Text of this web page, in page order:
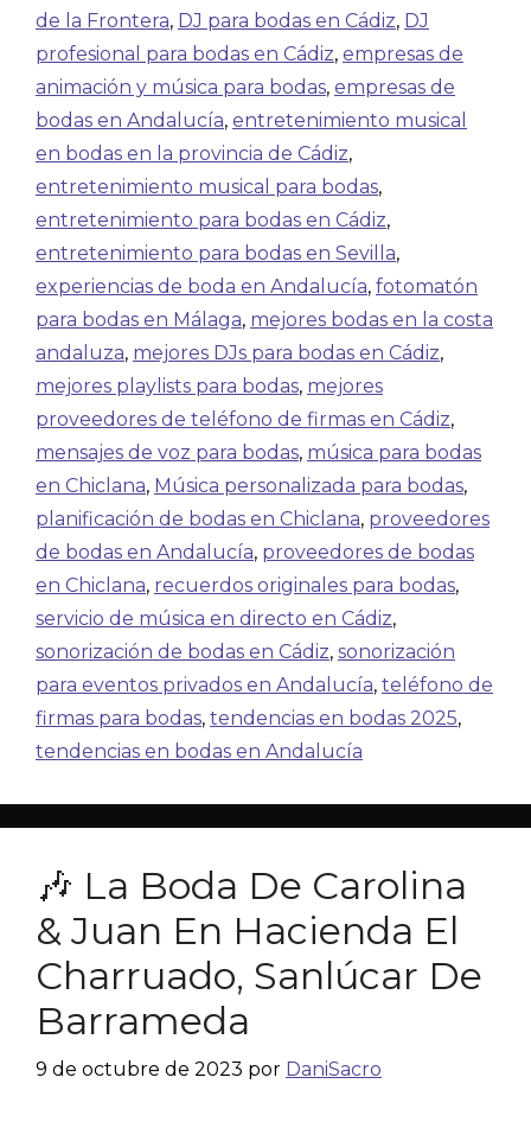
de la Frontera, DJ para bodas en Cádiz, DJ
profesional para bodas en Cádiz, empresas de
animación y música para bodas, empresas de
bodas en Andalucía, entretenimiento musical
en bodas en la provincia de Cádiz,
entretenimiento musical para bodas,
entretenimiento para bodas en Cádiz,
entretenimiento para bodas en Sevilla,
experiencias de boda en Andalucía, fotomatón
para bodas en Málaga, mejores bodas en la costa
andaluza, mejores DJs para bodas en Cádiz,
mejores playlists para bodas, mejores
proveedores de teléfono de firmas en Cádiz,
mensajes de voz para bodas, música para bodas
en Chiclana, Música personalizada para bodas,
planificación de bodas en Chiclana, proveedores
de bodas en Andalucía, proveedores de bodas
en Chiclana, recuerdos originales para bodas,
servicio de música en directo en Cádiz,
sonorización de bodas en Cádiz, sonorización
para eventos privados en Andalucía, teléfono de
firmas para bodas, tendencias en bodas 2025,
tendencias en bodas en Andalucía
🎶 La Boda De Carolina
& Juan En Hacienda El
Charruado, Sanlúcar De
Barrameda
9 de octubre de 2023 por DaniSacro